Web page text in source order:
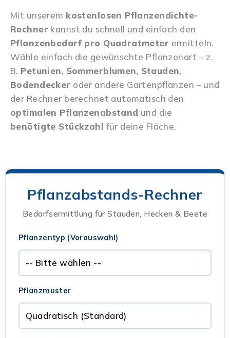
Mit unserem kostenlosen Pflanzendichte-
Rechner kannst du schnell und einfach den
Pflanzenbedarf pro Quadratmeter ermitteln.
Wähle einfach die gewünschte Pflanzenart – z.
B. Petunien, Sommerblumen, Stauden,
Bodendecker oder andere Gartenpflanzen – und
der Rechner berechnet automatisch den
optimalen Pflanzenabstand und die
benötigte Stückzahl für deine Fläche.
Pflanzabstands-Rechner
Bedarfsermittlung für Stauden, Hecken & Beete
Pflanzentyp (Vorauswahl)
Pflanzmuster